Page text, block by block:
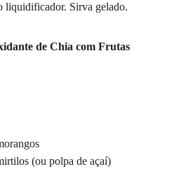
liquidificador. Sirva gelado.
de Chia com Frutas
(ou polpa de açaí)